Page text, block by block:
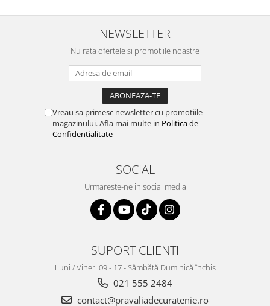
NEWSLETTER
Nu rata ofertele si promotiile noastre
Vreau sa primesc newsletter cu promotiile
magazinului. Afla mai multe in Politica de
Confidentialitate
SOCIAL
Urmareste-ne in social media
SUPORT CLIENTI
Luni / Vineri 09 - 17 - Sâmbătă Duminică închis
021 555 2484
contact@pravaliadecuratenie.ro